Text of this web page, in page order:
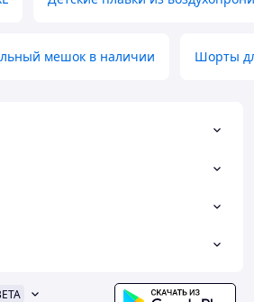
мешок в наличии Шорты